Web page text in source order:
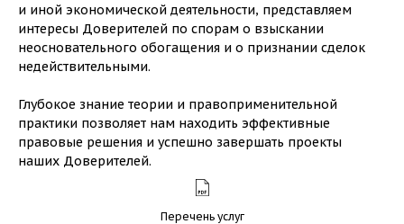
и иной экономической деятельности, представляем
интересы Доверителей по спорам о взыскании
неосновательного обогащения и о признании сделок
недействительными.
Глубокое знание теории и правоприменительной
практики позволяет нам находить эффективные
правовые решения и успешно завершать проекты
наших Доверителей.
Перечень услуг